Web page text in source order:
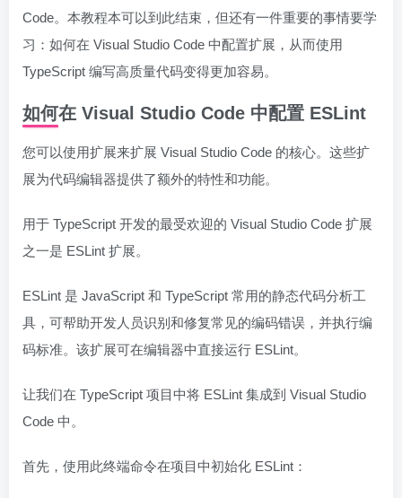
Code。本教程本可以到此结束，但还有一件重要的事情要学
习：如何在 Visual Studio Code 中配置扩展，从而使用
TypeScript 编写高质量代码变得更加容易。
如何在 Visual Studio Code 中配置 ESLint
您可以使用扩展来扩展 Visual Studio Code 的核心。这些扩
展为代码编辑器提供了额外的特性和功能。
用于 TypeScript 开发的最受欢迎的 Visual Studio Code 扩展
之一是 ESLint 扩展。
ESLint 是 JavaScript 和 TypeScript 常用的静态代码分析工
具，可帮助开发人员识别和修复常见的编码错误，并执行编
码标准。该扩展可在编辑器中直接运行 ESLint。
让我们在 TypeScript 项目中将 ESLint 集成到 Visual Studio
Code 中。
首先，使用此终端命令在项目中初始化 ESLint：